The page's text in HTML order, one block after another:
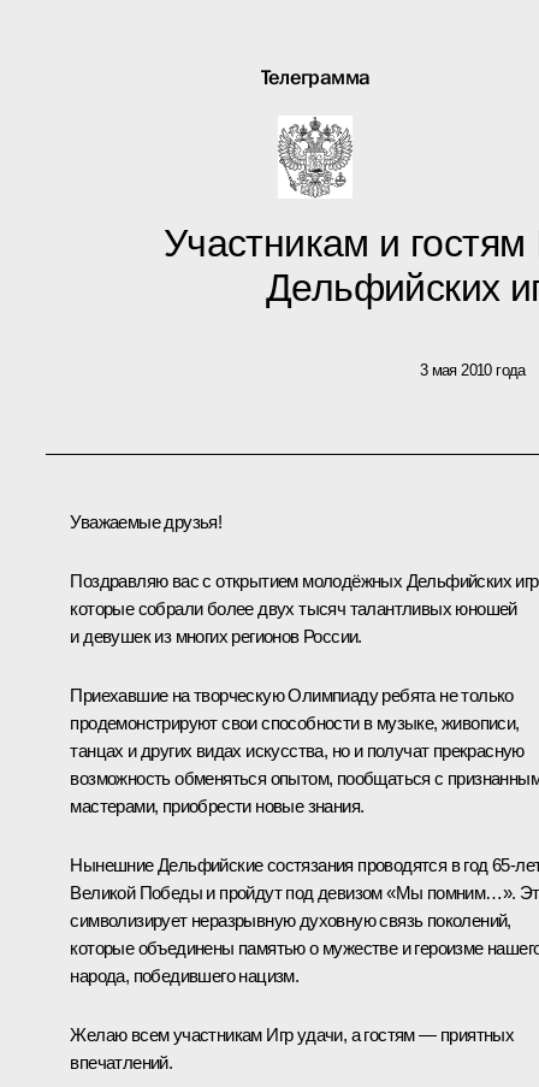
Телеграмма
Участникам и
Дельфийских
3 мая 2010 года
Уважаемые друзья!
Поздравляю вас с открытием молодёжных Дельфийских
которые собрали более двух тысяч талантливых юношей
и девушек из многих регионов России.
Приехавшие на творческую Олимпиаду ребята не только
продемонстрируют свои способности в музыке, живописи,
танцах и других видах искусства, но и получат прекрасную
возможность обменяться опытом, пообщаться с
мастерами, приобрести новые знания.
Нынешние Дельфийские состязания проводятся в год 65-
Великой Победы и пройдут под девизом «Мы помним…».
символизирует неразрывную духовную связь поколений,
которые объединены памятью о мужестве и героизме
народа, победившего нацизм.
Желаю всем участникам Игр удачи, а гостям — приятных
впечатлений.